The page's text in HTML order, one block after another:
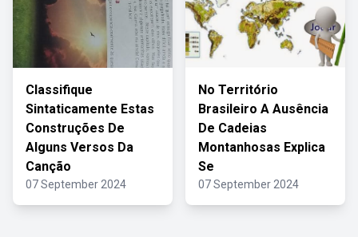
Classifique
Sintaticamente Estas
Construções De
Alguns Versos Da
Canção
07 September 2024
No Território
Brasileiro A Ausência
De Cadeias
Montanhosas Explica
Se
07 September 2024